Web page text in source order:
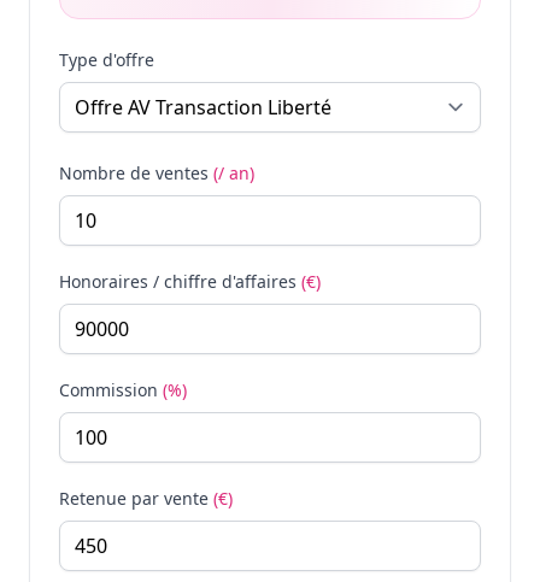
Type d'offre
Nombre de ventes (/ an)
Honoraires / chiffre d'affaires (€)
Commission (%)
Retenue par vente (€)